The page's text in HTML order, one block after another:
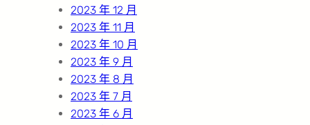
2023 年 12 月
2023 年 11 月
2023 年 10 月
2023 年 9 月
2023 年 8 月
2023 年 7 月
2023 年 6 月